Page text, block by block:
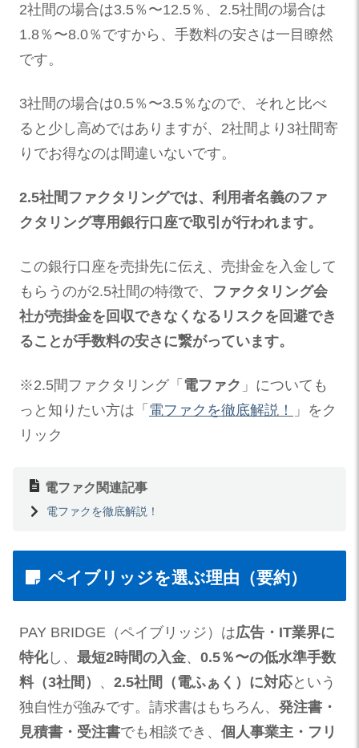
2社間の場合は3.5％〜12.5％、2.5社間の場合は
1.8％〜8.0％ですから、手数料の安さは一目瞭然
です。
3社間の場合は0.5％〜3.5％なので、それと比べ
ると少し高めではありますが、2社間より3社間寄
りでお得なのは間違いないです。
2.5社間ファクタリングでは、利用者名義のファ
クタリング専用銀行口座で取引が行われます。
この銀行口座を売掛先に伝え、売掛金を入金して
もらうのが2.5社間の特徴で、 ファクタリング会
社が売掛金を回収できなくなるリスクを回避でき
ることが手数料の安さに繋がっています。
※2.5間ファクタリング「 電ファク 」についても
っと知りたい方は「 電ファクを徹底解説！
」をク
リック
電ファク関連記事
電ファクを徹底解説！
ペイブリッジを選ぶ理由（要約）
PAY BRIDGE（ペイブリッジ）は広告・IT業界に
特化し、 最短2時間の入金、 0.5％〜の低水準手数
料（3社間） 、 2.5社間（電ふぁく）に対応という
独自性が強みです。請求書はもちろん、 発注書・
見積書・受注書でも相談でき、 個人事業主・フリ